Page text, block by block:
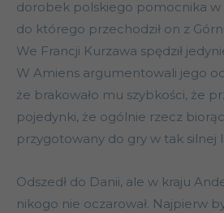
dorobek polskiego pomocnika w
do którego przechodził on z
We Francji Kurzawa spędził
W Amiens argumentowali jego
że brakowało mu szybkości, że
pojedynki, że ogólnie rzecz
przygotowany do gry w tak silnej
Odszedł do Danii, ale w kraju
nikogo nie oczarował. Najpierw